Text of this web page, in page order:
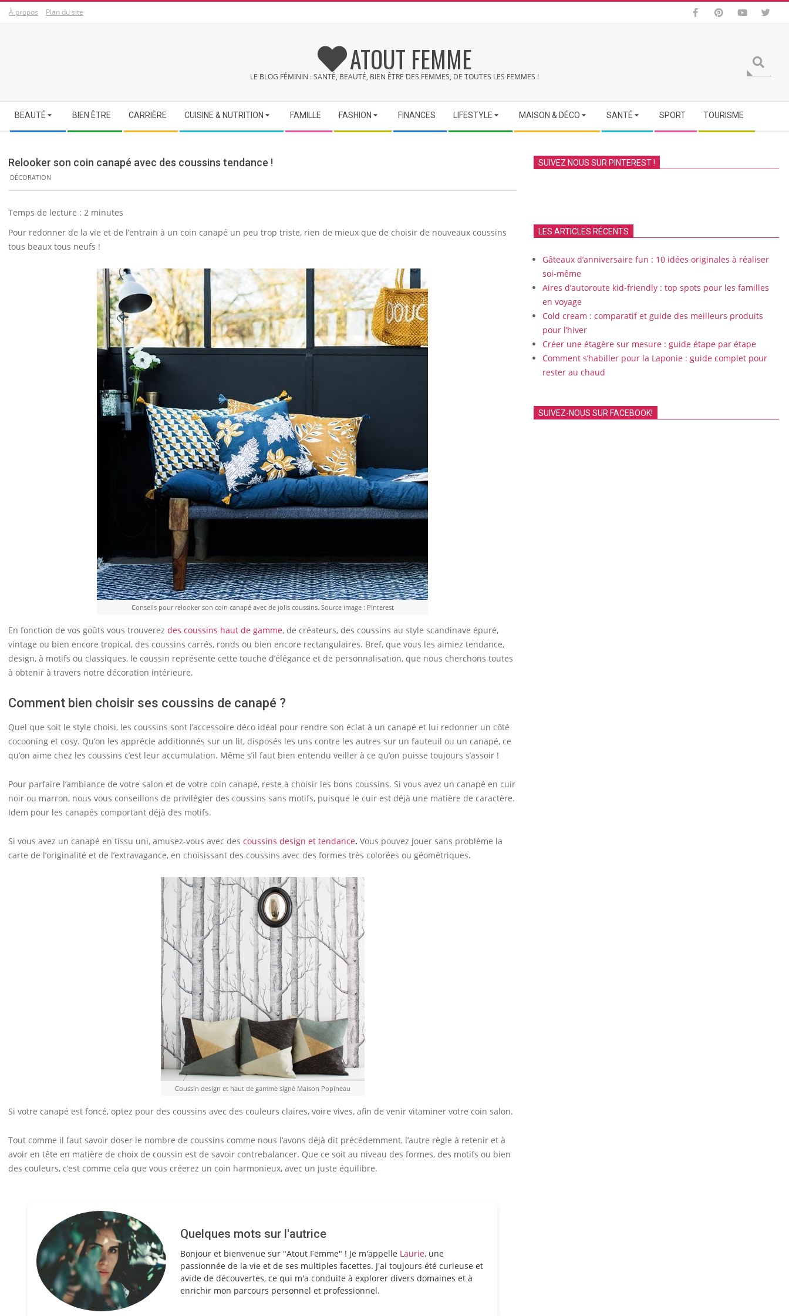
SkipÀ propos Plan du site
ATOUT FEMME
LE BLOG FÉMININ : SANTÉ, BEAUTÉ, BIEN ÊTRE DES FEMMES, DE TOUTES LES FEMMES !
Secondary
Navigation
Menu
BEAUTÉ BIEN ÊTRE CARRIÈRE CUISINE & NUTRITION FAMILLE FASHION FINANCES LIFESTYLE MAISON & DÉCO SANTÉ SPORT TOURISME
Relooker son coin canapé avec des coussins tendance !
DÉCORATION
Temps de lecture : 2 minutes
Pour redonner de la vie et de l’entrain à un coin canapé un peu trop triste, rien de mieux que de choisir de nouveaux coussins
tous beaux tous neufs !
Conseils pour relooker son coin canapé avec de jolis coussins. Source image : Pinterest
En fonction de vos goûts vous trouverez des coussins haut de gamme, de créateurs, des coussins au style scandinave épuré,
vintage ou bien encore tropical, des coussins carrés, ronds ou bien encore rectangulaires. Bref, que vous les aimiez tendance,
design, à motifs ou classiques, le coussin représente cette touche d’élégance et de personnalisation, que nous cherchons toutes
à obtenir à travers notre décoration intérieure.
Comment bien choisir ses coussins de canapé ?
Quel que soit le style choisi, les coussins sont l’accessoire déco idéal pour rendre son éclat à un canapé et lui redonner un côté
cocooning et cosy. Qu’on les apprécie additionnés sur un lit, disposés les uns contre les autres sur un fauteuil ou un canapé, ce
qu’on aime chez les coussins c’est leur accumulation. Même s’il faut bien entendu veiller à ce qu’on puisse toujours s’assoir !
Pour parfaire l’ambiance de votre salon et de votre coin canapé, reste à choisir les bons coussins. Si vous avez un canapé en cuir
noir ou marron, nous vous conseillons de privilégier des coussins sans motifs, puisque le cuir est déjà une matière de caractère.
Idem pour les canapés comportant déjà des motifs.
Si vous avez un canapé en tissu uni, amusez-vous avec des coussins design et tendance. Vous pouvez jouer sans problème la
carte de l’originalité et de l’extravagance, en choisissant des coussins avec des formes très colorées ou géométriques.
Coussin design et haut de gamme signé Maison Popineau
Si votre canapé est foncé, optez pour des coussins avec des couleurs claires, voire vives, afin de venir vitaminer votre coin salon.
Tout comme il faut savoir doser le nombre de coussins comme nous l’avons déjà dit précédemment, l’autre règle à retenir et à
avoir en tête en matière de choix de coussin est de savoir contrebalancer. Que ce soit au niveau des formes, des motifs ou bien
des couleurs, c’est comme cela que vous créerez un coin harmonieux, avec un juste équilibre.
Quelques mots sur l'autrice
Bonjour et bienvenue sur "Atout Femme" ! Je m'appelle Laurie, une
passionnée de la vie et de ses multiples facettes. J'ai toujours été curieuse et
avide de découvertes, ce qui m'a conduite à explorer divers domaines et à
enrichir mon parcours personnel et professionnel.
SUIVEZ NOUS SUR PINTEREST !
LES ARTICLES RÉCENTS
Gâteaux d’anniversaire fun : 10 idées originales à réaliser
soi-même
Aires d’autoroute kid-friendly : top spots pour les familles
en voyage
Cold cream : comparatif et guide des meilleurs produits
pour l’hiver
Créer une étagère sur mesure : guide étape par étape
Comment s’habiller pour la Laponie : guide complet pour
rester au chaud
SUIVEZ-NOUS SUR FACEBOOK!